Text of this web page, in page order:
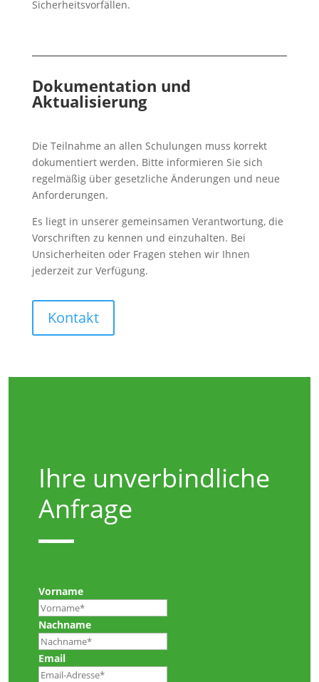
Sicherheitsvorfällen.
Dokumentation und
Aktualisierung
Die Teilnahme an allen Schulungen muss korrekt
dokumentiert werden. Bitte informieren Sie sich
regelmäßig über gesetzliche Änderungen und neue
Anforderungen.
Es liegt in unserer gemeinsamen Verantwortung, die
Vorschriften zu kennen und einzuhalten. Bei
Unsicherheiten oder Fragen stehen wir Ihnen
jederzeit zur Verfügung.
Kontakt
Ihre unverbindliche
Anfrage
Vorname
Nachname
Email